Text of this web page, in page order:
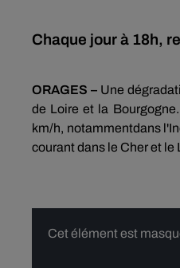
Chaque jour à 18h,
ORAGES –Une
de Loire et la
km/h, notammentdans
courant dans le Cher et le
Cet élément est